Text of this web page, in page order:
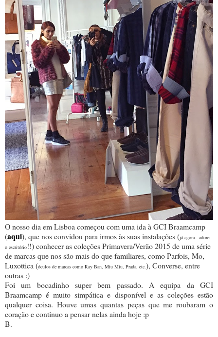
O nosso dia em Lisboa começou com uma ida à GCI Braamcamp
(aqui), que nos convidou para irmos às suas instalações (já agora...adorei
o escritório!!) conhecer as coleções Primavera/Verão 2015 de uma série
de marcas que nos são mais do que familiares, como Parfois, Mo,
Luxottica (óculos de marcas como Ray Ban, Miu Miu, Prada, etc.), Converse, entre
outras :)
Foi um bocadinho super bem passado. A equipa da GCI
Braamcamp é muito simpática e disponível e as coleções estão
qualquer coisa. Houve umas quantas peças que me roubaram o
coração e continuo a pensar nelas ainda hoje :p
B.